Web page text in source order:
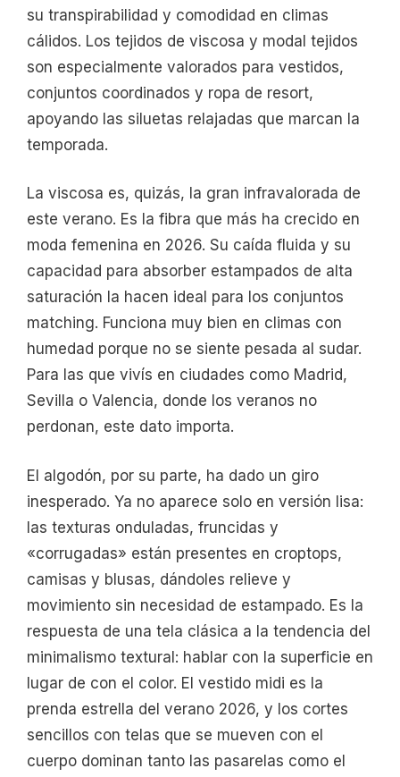
su transpirabilidad y comodidad en climas
cálidos. Los tejidos de viscosa y modal tejidos
son especialmente valorados para vestidos,
conjuntos coordinados y ropa de resort,
apoyando las siluetas relajadas que marcan la
temporada.
La viscosa es, quizás, la gran infravalorada de
este verano. Es la fibra que más ha crecido en
moda femenina en 2026. Su caída fluida y su
capacidad para absorber estampados de alta
saturación la hacen ideal para los conjuntos
matching. Funciona muy bien en climas con
humedad porque no se siente pesada al sudar.
Para las que vivís en ciudades como Madrid,
Sevilla o Valencia, donde los veranos no
perdonan, este dato importa.
El algodón, por su parte, ha dado un giro
inesperado. Ya no aparece solo en versión lisa:
las texturas onduladas, fruncidas y
«corrugadas» están presentes en croptops,
camisas y blusas, dándoles relieve y
movimiento sin necesidad de estampado. Es la
respuesta de una tela clásica a la tendencia del
minimalismo textural: hablar con la superficie en
lugar de con el color. El vestido midi es la
prenda estrella del verano 2026, y los cortes
sencillos con telas que se mueven con el
cuerpo dominan tanto las pasarelas como el